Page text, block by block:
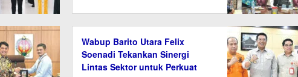
Wabup Barito Utara Felix
Soenadi Tekankan Sinergi
Lintas Sektor untuk Perkuat